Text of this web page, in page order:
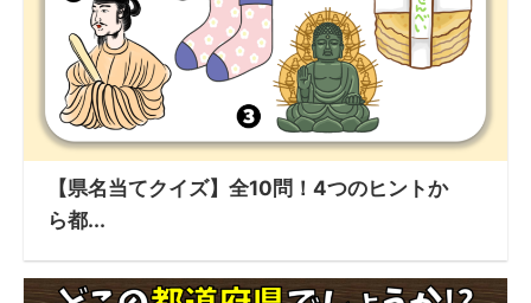
【県名当てクイズ】全10問！4つのヒントか
ら都...